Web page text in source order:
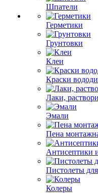
Шпатели
Герметики
Грунтовки
Клеи
Краски
Лаки,
Эмали
Пена
Антисептики
Пистолеты
Колеры